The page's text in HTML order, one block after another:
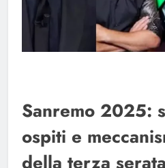
Sanremo 2025:
ospiti e